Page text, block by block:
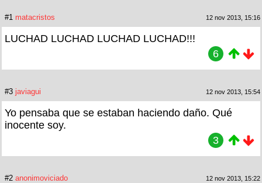
#1 matacristos 12 nov 2013, 15:16
LUCHAD LUCHAD LUCHAD LUCHAD!!!
6
#3 javiagui 12 nov 2013, 15:54
Yo pensaba que se estaban haciendo daño. Qué
inocente soy.
3
#2 anonimoviciado 12 nov 2013, 15:22